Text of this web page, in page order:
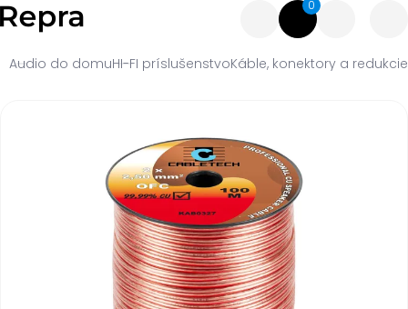
0
Audio do domuHI-FI príslušenstvoKáble, konektory a redukcie